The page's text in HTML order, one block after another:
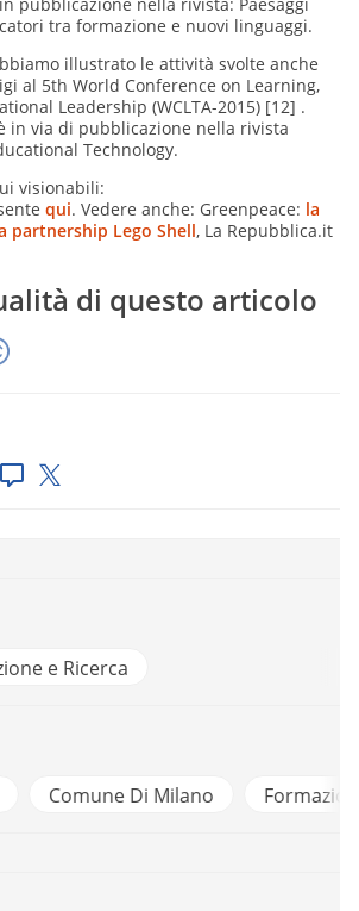
tra formazione e nuovi linguaggi.
illustrato le attività svolte anche
al 5th World Conference on Learning,
Leadership (WCLTA-2015) [12] .
in via di pubblicazione nella rivista
Technology.
visionabili:
qui. Vedere anche: Greenpeace: la
partnership Lego Shell, La Repubblica.it
di questo articolo
e Ricerca
Formazione